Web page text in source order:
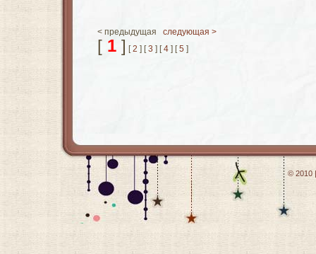
< предыдущая следующая >
[ 1 ] [2 ] [3 ] [4 ] [5 ]
© 2010